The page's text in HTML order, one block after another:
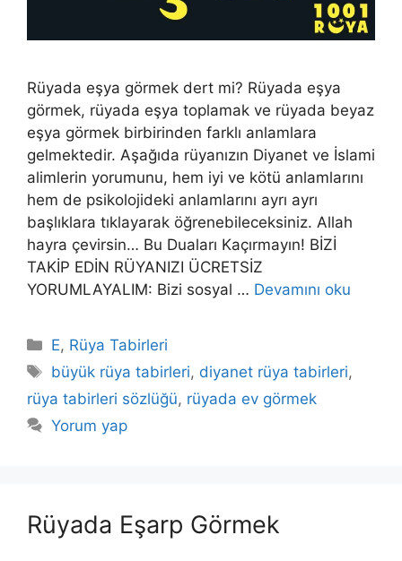
Rüyada eşya görmek dert mi? Rüyada eşya
görmek, rüyada eşya toplamak ve rüyada beyaz
eşya görmek birbirinden farklı anlamlara
gelmektedir. Aşağıda rüyanızın Diyanet ve İslami
alimlerin yorumunu, hem iyi ve kötü anlamlarını
hem de psikolojideki anlamlarını ayrı ayrı
başlıklara tıklayarak öğrenebileceksiniz. Allah
hayra çevirsin… Bu Duaları Kaçırmayın! BİZİ
TAKİP EDİN RÜYANIZI ÜCRETSİZ
YORUMLAYALIM: Bizi sosyal … Devamını oku
Kategoriler
E, Rüya Tabirleri
Etiketler
büyük rüya tabirleri, diyanet rüya tabirleri,
rüya tabirleri sözlüğü, rüyada ev görmek
Yorum yap
Rüyada Eşarp Görmek